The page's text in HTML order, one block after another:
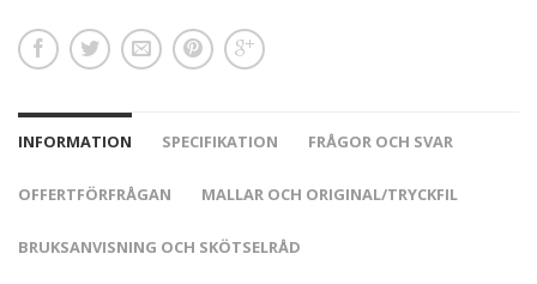
INFORMATION SPECIFIKATION FRÅGOR OCH SVAR
OFFERTFÖRFRÅGAN MALLAR OCH ORIGINAL/TRYCKFIL
BRUKSANVISNING OCH SKÖTSELRÅD